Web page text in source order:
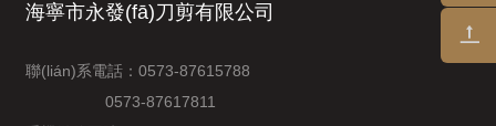
海寧市永發(fā)刀剪有限公司
聯(lián)系電話： 0573-87615788
0573-87617811